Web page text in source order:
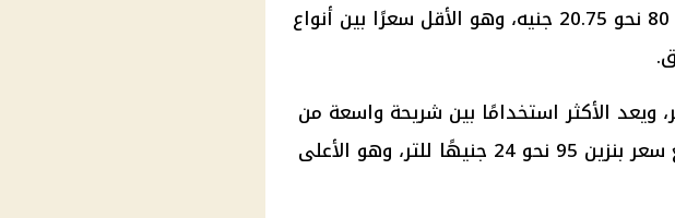
نحو 20.75 جنيه، وهو الأقل سعرًا بين أنواع
للتر، ويعد الأكثر استخدامًا بين شريحة واسعة من
سعر بنزين 95 نحو 24 جنيهًا للتر، وهو الأعلى